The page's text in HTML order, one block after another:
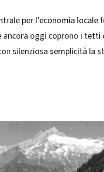
per l’economia locale
ancora oggi coprono i tetti
silenziosa semplicità la